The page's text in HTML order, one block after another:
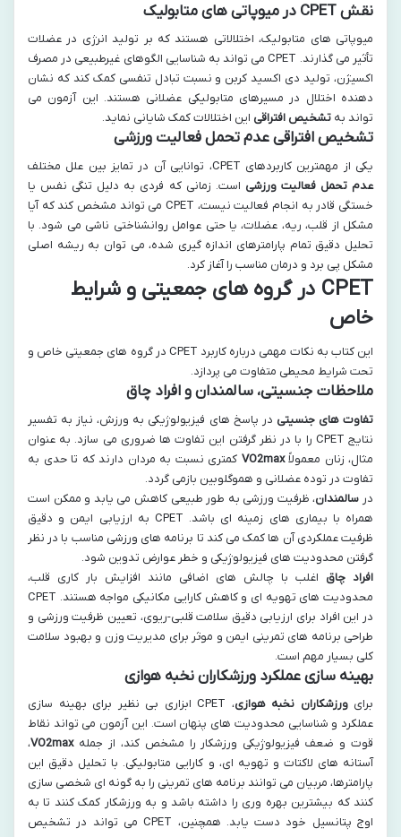
نقش CPET در میوپاتی های متابولیک
میوپاتی های متابولیک، اختلالاتی هستند که بر تولید انرژی در عضلات
تأثیر می گذارند. CPET می تواند به شناسایی الگوهای غیرطبیعی در مصرف
اکسیژن، تولید دی اکسید کربن و نسبت تبادل تنفسی کمک کند که نشان
دهنده اختلال در مسیرهای متابولیکی عضلانی هستند. این آزمون می
تواند به تشخیص افتراقی این اختلالات کمک شایانی نماید.
تشخیص افتراقی عدم تحمل فعالیت ورزشی
یکی از مهمترین کاربردهای CPET، توانایی آن در تمایز بین علل مختلف
عدم تحمل فعالیت ورزشی است. زمانی که فردی به دلیل تنگی نفس یا
خستگی قادر به انجام فعالیت نیست، CPET می تواند مشخص کند که آیا
مشکل از قلب، ریه، عضلات، یا حتی عوامل روانشناختی ناشی می شود. با
تحلیل دقیق تمام پارامترهای اندازه گیری شده، می توان به ریشه اصلی
مشکل پی برد و درمان مناسب را آغاز کرد.
CPET در گروه های جمعیتی و شرایط
خاص
این کتاب به نکات مهمی درباره کاربرد CPET در گروه های جمعیتی خاص و
تحت شرایط محیطی متفاوت می پردازد.
ملاحظات جنسیتی، سالمندان و افراد چاق
تفاوت های جنسیتی در پاسخ های فیزیولوژیکی به ورزش، نیاز به تفسیر
نتایج CPET را با در نظر گرفتن این تفاوت ها ضروری می سازد. به عنوان
مثال، زنان معمولاًVO2max کمتری نسبت به مردان دارند که تا حدی به
تفاوت در توده عضلانی و هموگلوبین بازمی گردد.
در سالمندان، ظرفیت ورزشی به طور طبیعی کاهش می یابد و ممکن است
همراه با بیماری های زمینه ای باشد. CPET به ارزیابی ایمن و دقیق
ظرفیت عملکردی آن ها کمک می کند تا برنامه های ورزشی مناسب با در نظر
گرفتن محدودیت های فیزیولوژیکی و خطر عوارض تدوین شود.
افراد چاق اغلب با چالش های اضافی مانند افزایش بار کاری قلب،
محدودیت های تهویه ای و کاهش کارایی مکانیکی مواجه هستند. CPET
در این افراد برای ارزیابی دقیق سلامت قلبی-ریوی، تعیین ظرفیت ورزشی و
طراحی برنامه های تمرینی ایمن و موثر برای مدیریت وزن و بهبود سلامت
کلی بسیار مهم است.
بهینه سازی عملکرد ورزشکاران نخبه هوازی
برایورزشکاران نخبه هوازی
، CPET ابزاری بی نظیر برای بهینه سازی
عملکرد و شناسایی محدودیت های پنهان است. این آزمون می تواند نقاط
قوت و ضعف فیزیولوژیکی ورزشکار را مشخص کند، از جملهVO2max،
آستانه های لاکتات و تهویه ای، و کارایی متابولیکی. با تحلیل دقیق این
پارامترها، مربیان می توانند برنامه های تمرینی را به گونه ای شخصی سازی
کنند که بیشترین بهره وری را داشته باشد و به ورزشکار کمک کنند تا به
اوج پتانسیل خود دست یابد. همچنین، CPET می تواند در تشخیص